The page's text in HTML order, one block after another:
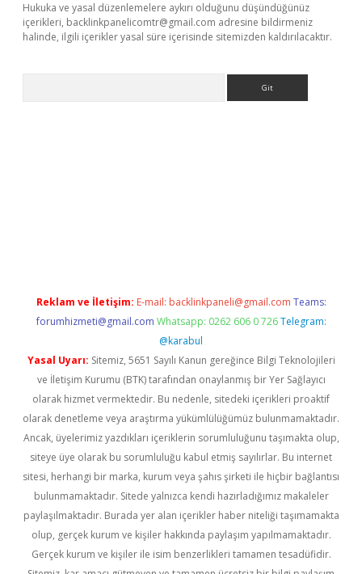
Hukuka ve yasal düzenlemelere aykırı olduğunu düşündüğünüz
içerikleri, backlinkpanelicomtr@gmail.com adresine bildirmeniz
halinde, ilgili içerikler yasal süre içerisinde sitemizden kaldırılacaktır.
Reklam ve İletişim: E-mail: backlinkpaneli@gmail.com Teams:
forumhizmeti@gmail.com Whatsapp: 0262 606 0 726 Telegram:
@karabul
Yasal Uyarı: Sitemiz, 5651 Sayılı Kanun gereğince Bilgi Teknolojileri
ve İletişim Kurumu (BTK) tarafından onaylanmış bir Yer Sağlayıcı
olarak hizmet vermektedir. Bu nedenle, sitedeki içerikleri proaktif
olarak denetleme veya araştırma yükümlülüğümüz bulunmamaktadır.
Ancak, üyelerimiz yazdıkları içeriklerin sorumluluğunu taşımakta olup,
siteye üye olarak bu sorumluluğu kabul etmiş sayılırlar. Bu internet
sitesi, herhangi bir marka, kurum veya şahıs şirketi ile hiçbir bağlantısı
bulunmamaktadır. Sitede yalnızca kendi hazırladığımız makaleler
paylaşılmaktadır. Burada yer alan içerikler haber niteliği taşımamakta
olup, gerçek kurum ve kişiler hakkında paylaşım yapılmamaktadır.
Gerçek kurum ve kişiler ile isim benzerlikleri tamamen tesadüfidir.